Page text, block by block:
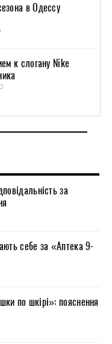
в Одессу
к слогану Nike
за
себе за «Аптека 9-
по шкірі»: пояснення